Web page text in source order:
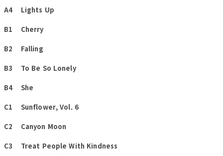
A4 Lights Up
B1 Cherry
B2 Falling
B3 To Be So Lonely
B4 She
C1 Sunflower, Vol. 6
C2 Canyon Moon
C3 Treat People With Kindness